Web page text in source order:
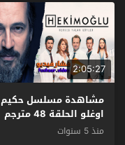
2:05:27
مشاهدة مسلسل حكيم
اوغلو الحلقة 48 مترجم
منذ 5 سنوات